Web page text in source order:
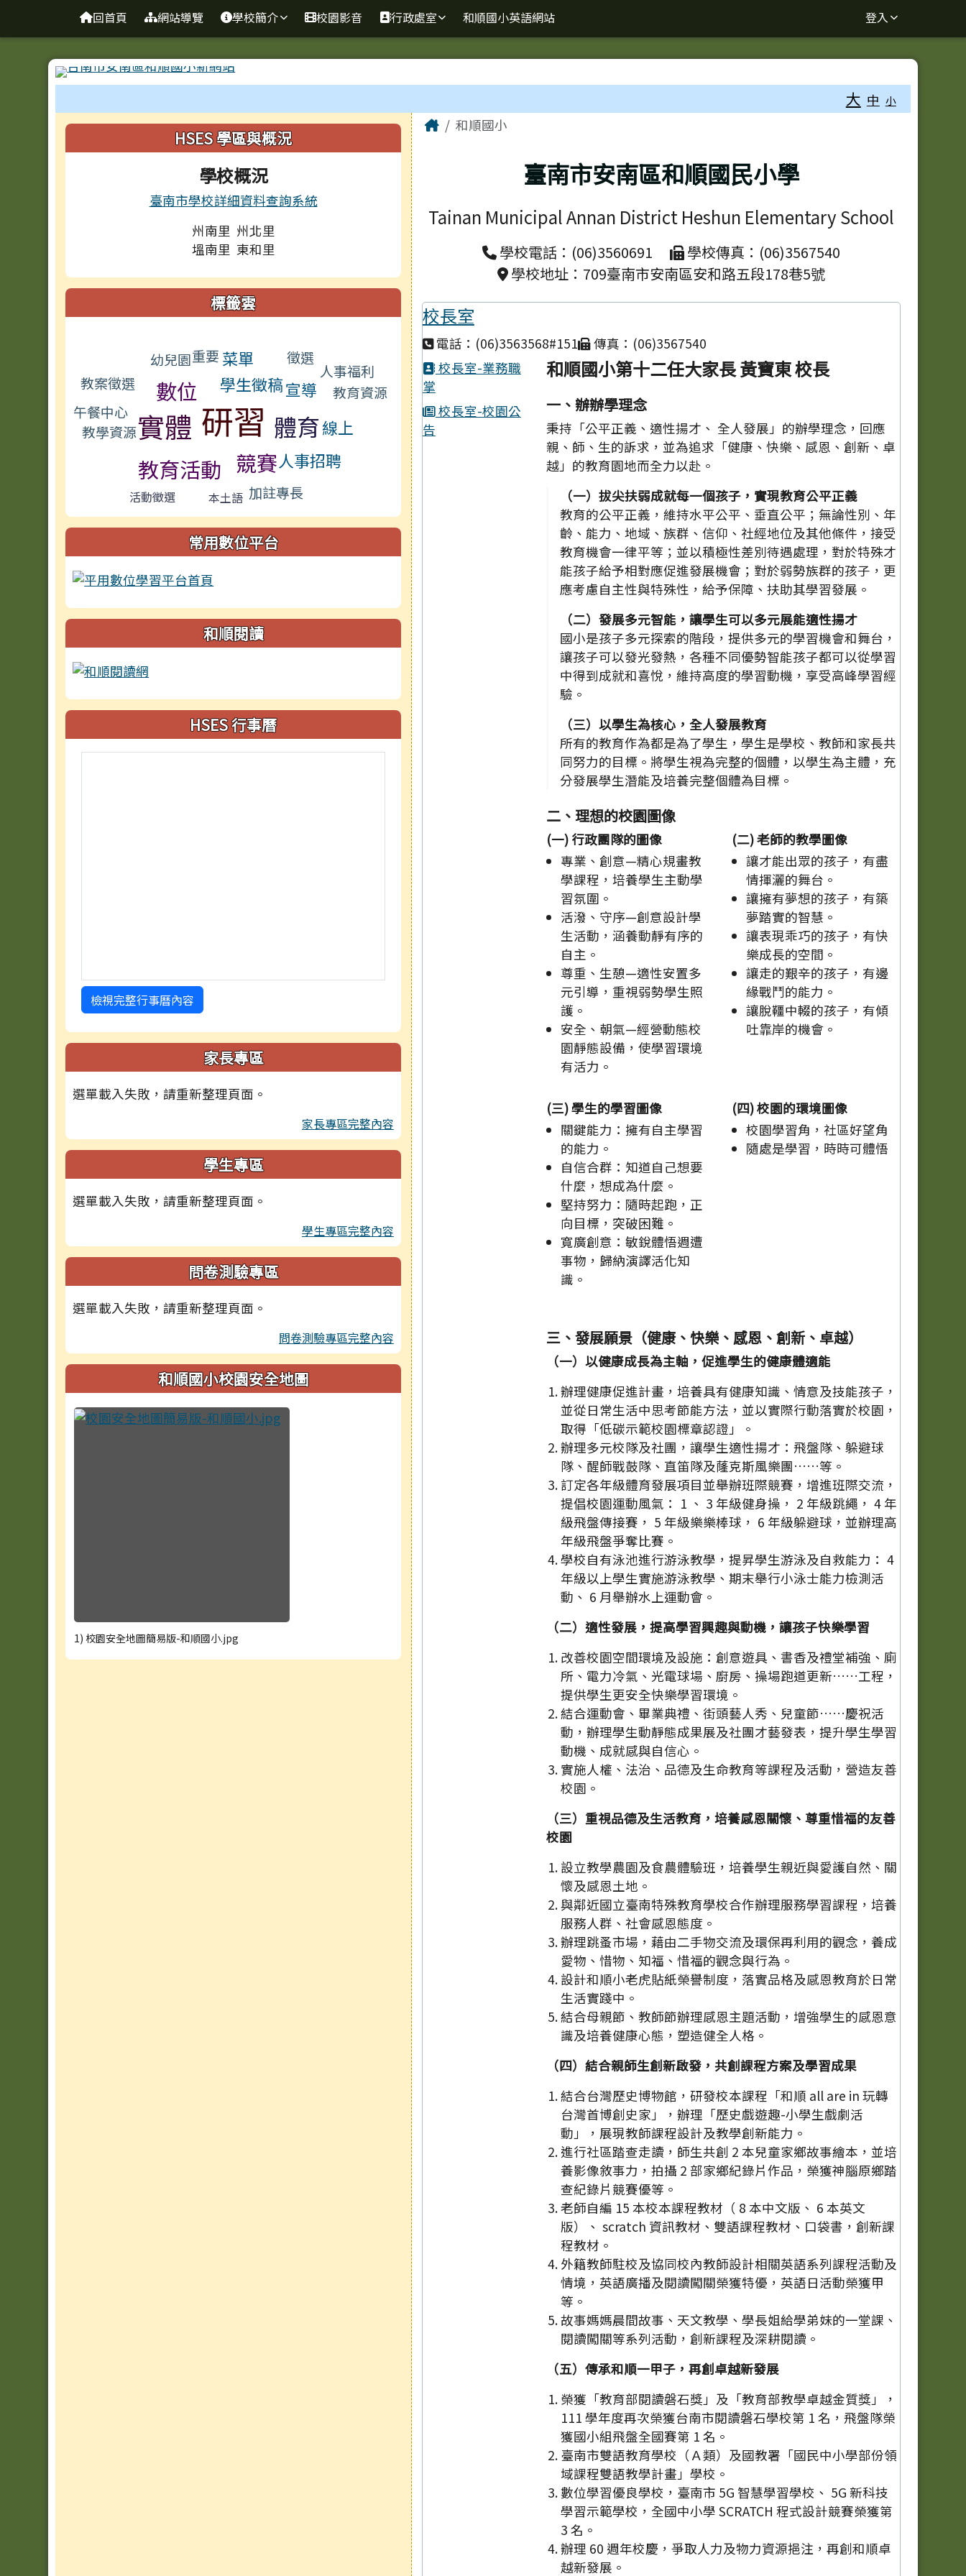
台南市和順國小新校網
回首頁 網站導覽 學校簡介 校園影音 行政處室 和順國小英語網站 登入
大 中 小
左邊區域內容HSES 學區與概況
學校概況
臺南市學校詳細資料查詢系統
州南里 州北里
塭南里 東和里
標籤雲
幼兒園重要 菜單
徵選
教案徵選
數位 學生徵稿
人事福利
宣導
教育資源
午餐中心 實體 研習
教學資源 體育線上
教育活動 競賽人事招聘
活動徵選 本土語 加註專長
常用數位平台
和順閱讀
HSES 行事曆
檢視完整行事曆內容
家長專區
選單載入失敗，請重新整理頁面。
家長專區完整內容
學生專區
選單載入失敗，請重新整理頁面。
學生專區完整內容
問卷測驗專區
選單載入失敗，請重新整理頁面。
問卷測驗專區完整內容
和順國小校園安全地圖
1) 校園安全地圖簡易版-和順國小.jpg
主內容區域
Home和順國小
臺南市安南區和順國民小學
Tainan Municipal Annan District Heshun Elementary School
學校電話：(06)3560691
學校傳真：(06)3567540
學校地址：709臺南市安南區安和路五段178巷5號
校長室
電話：(06)3563568#151
傳真：(06)3567540
校長室-業務職
掌
校長室-校園公
告
和順國小第十二任大家長 黃寶東 校長
一、辦辦學理念
秉持「公平正義、適性揚才、 全人發展」的辦學理念，回應
親、師、生的訴求，並為追求「健康、快樂、感恩、創新、卓
越」的教育園地而全力以赴。
（一）拔尖扶弱成就每一個孩子，實現教育公平正義
教育的公平正義，維持水平公平、垂直公平；無論性別、年
齡、能力、地域、族群、信仰、社經地位及其他條件，接受
教育機會一律平等；並以積極性差別待遇處理，對於特殊才
能孩子給予相對應促進發展機會；對於弱勢族群的孩子，更
應考慮自主性與特殊性，給予保障、扶助其學習發展。
（二）發展多元智能，讓學生可以多元展能適性揚才
國小是孩子多元探索的階段，提供多元的學習機會和舞台，
讓孩子可以發光發熱，各種不同優勢智能孩子都可以從學習
中得到成就和喜悅，維持高度的學習動機，享受高峰學習經
驗。
（三）以學生為核心，全人發展教育
所有的教育作為都是為了學生，學生是學校、教師和家長共
同努力的目標。將學生視為完整的個體，以學生為主體，充
分發展學生潛能及培養完整個體為目標。
二、理想的校園圖像
(一) 行政團隊的圖像
專業、創意—精心規畫教
學課程，培養學生主動學
習氛圍。
活潑、守序—創意設計學
生活動，涵養動靜有序的
自主。
尊重、生憩—適性安置多
元引導，重視弱勢學生照
護。
安全、朝氣—經營動態校
園靜態設備，使學習環境
有活力。
(二) 老師的教學圖像
讓才能出眾的孩子，有盡
情揮灑的舞台。
讓擁有夢想的孩子，有築
夢踏實的智慧。
讓表現乖巧的孩子，有快
樂成長的空間。
讓走的艱辛的孩子，有邊
緣戰鬥的能力。
讓脫韁中輟的孩子，有傾
吐靠岸的機會。
(三) 學生的學習圖像
關鍵能力：擁有自主學習
的能力。
自信合群：知道自己想要
什麼，想成為什麼。
堅持努力：隨時起跑，正
向目標，突破困難。
寬廣創意：敏銳體悟週遭
事物，歸納演譯活化知
識。
(四) 校園的環境圖像
校園學習角，社區好望角
隨處是學習，時時可體悟
三、發展願景（健康、快樂、感恩、創新、卓越）
（一）以健康成長為主軸，促進學生的健康體適能
辦理健康促進計畫，培養具有健康知識、情意及技能孩子，
並從日常生活中思考節能方法，並以實際行動落實於校園，
取得「低碳示範校園標章認證」。
辦理多元校隊及社團，讓學生適性揚才：飛盤隊、躲避球
隊、醒師戰鼓隊、直笛隊及蕯克斯風樂團……等。
訂定各年級體育發展項目並舉辦班際競賽，增進班際交流，
提倡校園運動風氣： 1 、 3 年級健身操， 2 年級跳繩， 4 年
級飛盤傳接賽， 5 年級樂樂棒球， 6 年級躲避球，並辦理高
年級飛盤爭奪比賽。
學校自有泳池進行游泳教學，提昇學生游泳及自救能力： 4
年級以上學生實施游泳教學、期末舉行小泳士能力檢測活
動、 6 月舉辦水上運動會。
（二）適性發展，提高學習興趣與動機，讓孩子快樂學習
改善校園空間環境及設施：創意遊具、書香及禮堂補強、廁
所、電力冷氣、光電球場、廚房、操場跑道更新……工程，
提供學生更安全快樂學習環境。
結合運動會、畢業典禮、街頭藝人秀、兒童節……慶祝活
動，辦理學生動靜態成果展及社團才藝發表，提升學生學習
動機、成就感與自信心。
實施人權、法治、品德及生命教育等課程及活動，營造友善
校園。
（三）重視品德及生活教育，培養感恩關懷、尊重惜福的友善
校園
設立教學農園及食農體驗班，培養學生親近與愛護自然、關
懷及感恩土地。
與鄰近國立臺南特殊教育學校合作辦理服務學習課程，培養
服務人群、社會感恩態度。
辦理跳蚤市場，藉由二手物交流及環保再利用的觀念，養成
愛物、惜物、知福、惜福的觀念與行為。
設計和順小老虎貼紙榮譽制度，落實品格及感恩教育於日常
生活實踐中。
結合母親節、教師節辦理感恩主題活動，增強學生的感恩意
識及培養健康心態，塑造健全人格。
（四）結合親師生創新啟發，共創課程方案及學習成果
結合台灣歷史博物館，研發校本課程「和順 all are in 玩轉
台灣首博創史家」，辦理「歷史戲遊趣-小學生戲劇活
動」，展現教師課程設計及教學創新能力。
進行社區踏查走讀，師生共創 2 本兒童家鄉故事繪本，並培
養影像敘事力，拍攝 2 部家鄉紀錄片作品，榮獲神腦原鄉踏
查紀錄片競賽優等。
老師自編 15 本校本課程教材（ 8 本中文版、 6 本英文
版）、 scratch 資訊教材、雙語課程教材、口袋書，創新課
程教材。
外籍教師駐校及協同校內教師設計相關英語系列課程活動及
情境，英語廣播及閱讀闖關榮獲特優，英語日活動榮獲甲
等。
故事媽媽晨間故事、天文教學、學長姐給學弟妹的一堂課、
閱讀闖關等系列活動，創新課程及深耕閱讀。
（五）傳承和順一甲子，再創卓越新發展
榮獲「教育部閱讀磐石獎」及「教育部教學卓越金質獎」，
111 學年度再次榮獲台南市閱讀磐石學校第 1 名，飛盤隊榮
獲國小組飛盤全國賽第 1 名。
臺南市雙語教育學校（Ａ類）及國教署「國民中小學部份領
域課程雙語教學計畫」學校。
數位學習優良學校，臺南市 5G 智慧學習學校、 5G 新科技
學習示範學校，全國中小學 SCRATCH 程式設計競賽榮獲第
3 名。
辦理 60 週年校慶，爭取人力及物力資源挹注，再創和順卓
越新發展。
頁尾區域